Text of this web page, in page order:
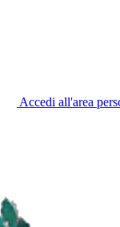
Accedi all'area